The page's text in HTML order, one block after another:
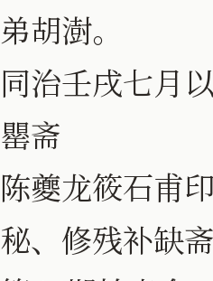
胡澍。
治壬戌七月
斋
夔龙筱石甫
、修残补缺